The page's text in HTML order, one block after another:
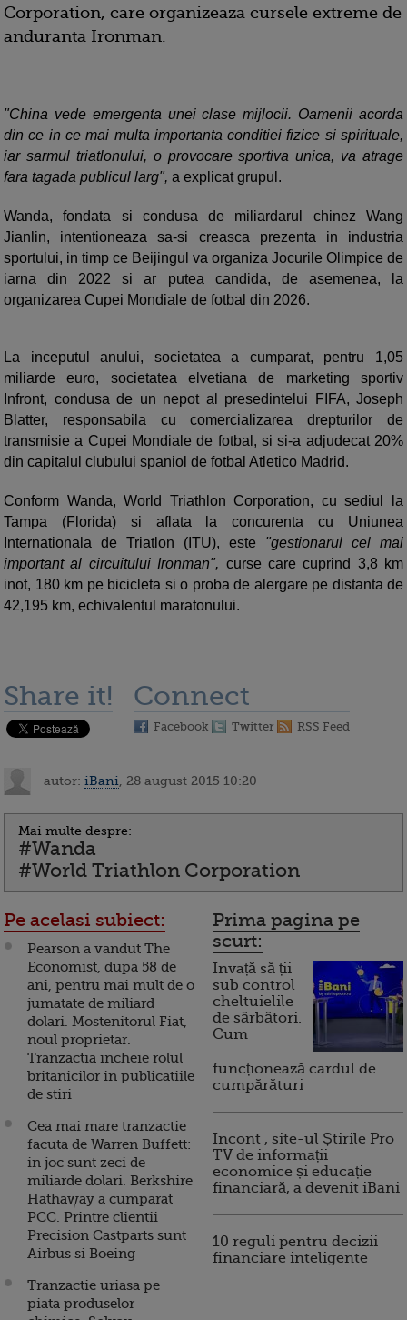
Corporation, care organizeaza cursele extreme de
anduranta Ironman.
"China vede emergenta unei clase mijlocii. Oamenii acorda
din ce in ce mai multa importanta conditiei fizice si spirituale,
iar sarmul triatlonului, o provocare sportiva unica, va atrage
fara tagada publicul larg", a explicat grupul.
Wanda, fondata si condusa de miliardarul chinez Wang
Jianlin, intentioneaza sa-si creasca prezenta in industria
sportului, in timp ce Beijingul va organiza Jocurile Olimpice de
iarna din 2022 si ar putea candida, de asemenea, la
organizarea Cupei Mondiale de fotbal din 2026.
La inceputul anului, societatea a cumparat, pentru 1,05
miliarde euro, societatea elvetiana de marketing sportiv
Infront, condusa de un nepot al presedintelui FIFA, Joseph
Blatter, responsabila cu comercializarea drepturilor de
transmisie a Cupei Mondiale de fotbal, si si-a adjudecat 20%
din capitalul clubului spaniol de fotbal Atletico Madrid.
Conform Wanda, World Triathlon Corporation, cu sediul la
Tampa (Florida) si aflata la concurenta cu Uniunea
Internationala de Triatlon (ITU), este "gestionarul cel mai
important al circuitului Ironman", curse care cuprind 3,8 km
inot, 180 km pe bicicleta si o proba de alergare pe distanta de
42,195 km, echivalentul maratonului.
Share it! Connect
Facebook Twitter RSS Feed
autor: iBani , 28 august 2015 10:20
Mai multe despre:
#Wanda
#World Triathlon Corporation
Pe acelasi subiect:
Pearson a vandut The
Economist, dupa 58 de
ani, pentru mai mult de o
jumatate de miliard
dolari. Mostenitorul Fiat,
noul proprietar.
Tranzactia incheie rolul
britanicilor in publicatiile
de stiri
Cea mai mare tranzactie
facuta de Warren Buffett:
in joc sunt zeci de
miliarde dolari. Berkshire
Hathaway a cumparat
PCC. Printre clientii
Precision Castparts sunt
Airbus si Boeing
Tranzactie uriasa pe
piata produselor
Prima pagina pe
scurt:
Invață să ții
sub control
cheltuielile
de sărbători.
Cum
funcționează cardul de
cumpărături
Incont , site-ul Știrile Pro
TV de informații
economice și educație
financiară, a devenit iBani
10 reguli pentru decizii
financiare inteligente